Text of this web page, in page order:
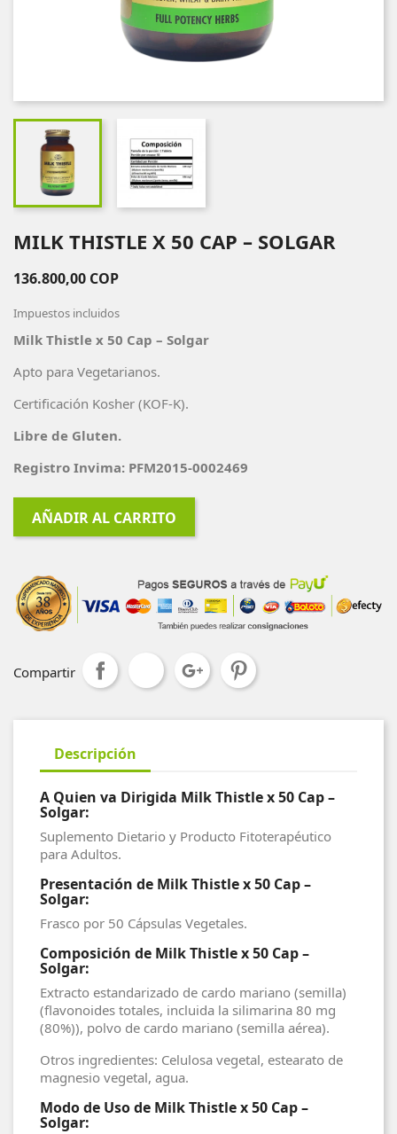
MILK THISTLE X 50 CAP – SOLGAR
136.800,00 COP
Impuestos incluidos
Milk Thistle x 50 Cap – Solgar
Apto para Vegetarianos.
Certificación Kosher (KOF-K).
Libre de Gluten.
Registro Invima: PFM2015-0002469
AÑADIR AL CARRITO
Compartir
Descripción
A Quien va Dirigida Milk Thistle x 50 Cap –
Solgar:
Suplemento Dietario y Producto Fitoterapéutico
para Adultos.
Presentación de Milk Thistle x 50 Cap –
Solgar:
Frasco por 50 Cápsulas Vegetales.
Composición de Milk Thistle x 50 Cap –
Solgar:
Extracto estandarizado de cardo mariano (semilla)
(flavonoides totales, incluida la silimarina 80 mg
(80%)), polvo de cardo mariano (semilla aérea).
Otros ingredientes: Celulosa vegetal, estearato de
magnesio vegetal, agua.
Modo de Uso de Milk Thistle x 50 Cap –
Solgar: